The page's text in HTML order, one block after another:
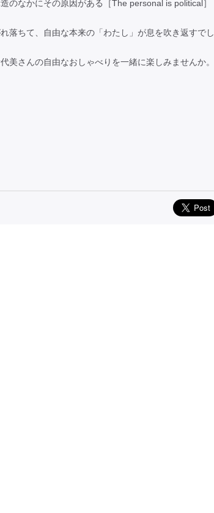
なかにその原因がある［The personal is political］
落ちて、自由な本来の「わたし」が息を吹き返すでし
美さんの自由なおしゃべりを一緒に楽しみませんか。